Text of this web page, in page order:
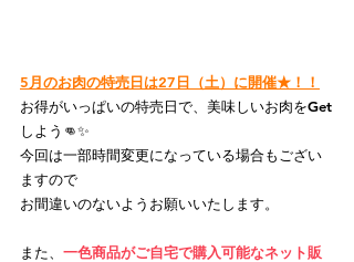
5月のお肉の特売日は27日（土）に開催★！！
お得がいっぱいの特売日で、美味しいお肉をGet
しよう👊✨
今回は一部時間変更になっている場合もござい
ますので
お間違いのないようお願いいたします。
また、 一色商品がご自宅で購入可能なネット販